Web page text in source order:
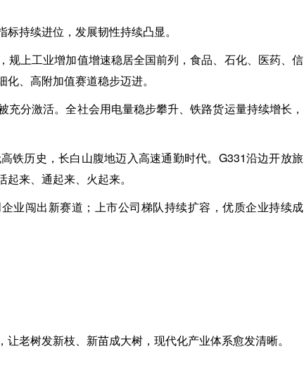
持续进位，发展韧性持续凸显。
上工业增加值增速稳居全国前列，食品、石化、医药、信
、高附加值赛道稳步迈进。
分激活。全社会用电量稳步攀升、铁路货运量持续增长，
铁历史，长白山腹地迈入高速通勤时代。G331沿边开放旅
来、通起来、火起来。
业闯出新赛道；上市公司梯队持续扩容，优质企业持续成
老树发新枝、新苗成大树，现代化产业体系愈发清晰。